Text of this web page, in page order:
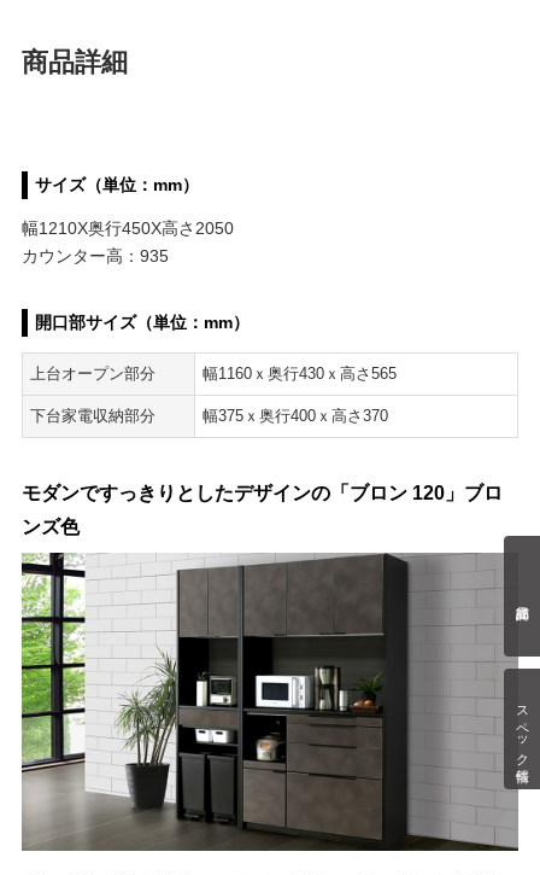
スペック情報
商品詳細
サイズ（単位：mm）
幅1210X奥行450X高さ2050
カウンター高：935
開口部サイズ（単位：mm）
上台オープン部分 幅1160ｘ奥行430ｘ高さ565
下台家電収納部分 幅375ｘ奥行400ｘ高さ370
モダンですっきりとしたデザインの「ブロン 120」ブロ
ンズ色